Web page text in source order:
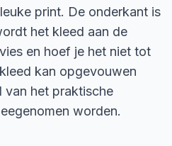
print. De onderkant is
het kleed aan de
en hoef je het niet tot
kan opgevouwen
van het praktische
worden.